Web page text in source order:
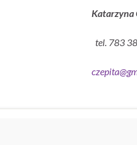
Katarzyna
tel. 783